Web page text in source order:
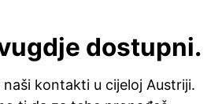
dostupni.
kontakti u cijeloj Austriji.